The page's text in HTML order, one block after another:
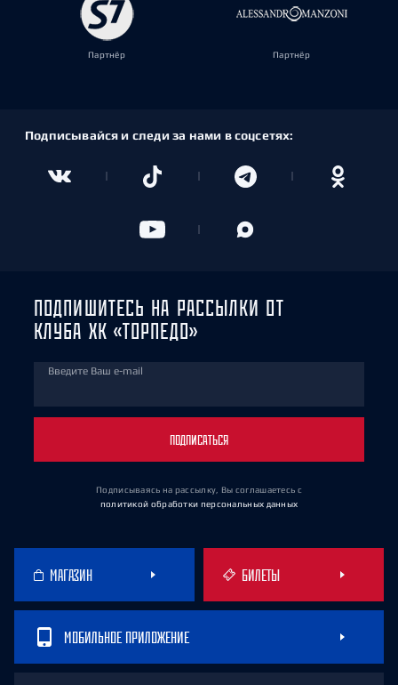
Партнёр Партнёр
Подписывайся и следи за нами в соцсетях:
ПОДПИШИТЕСЬ НА РАССЫЛКИ ОТ
КЛУБА ХК «ТОРПЕДО»
Введите Ваш e-mail
ПОДПИСАТЬСЯ
Подписываясь на рассылку, Вы соглашаетесь с
политикой обработки персональных данных
МАГАЗИН БИЛЕТЫ
МОБИЛЬНОЕ ПРИЛОЖЕНИЕ